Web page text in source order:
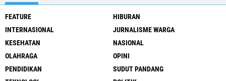
FEATURE
HIBURAN
INTERNASIONAL
JURNALISME WARGA
KESEHATAN
NASIONAL
OLAHRAGA
OPINI
PENDIDIKAN
SUDUT PANDANG